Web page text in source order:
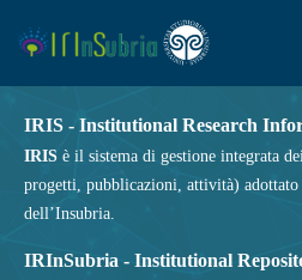
IRIS - Institutional Research
IRIS è il sistema di gestione integrata
progetti, pubblicazioni, attività)
dell’Insubria.
IRInSubria - Institutional